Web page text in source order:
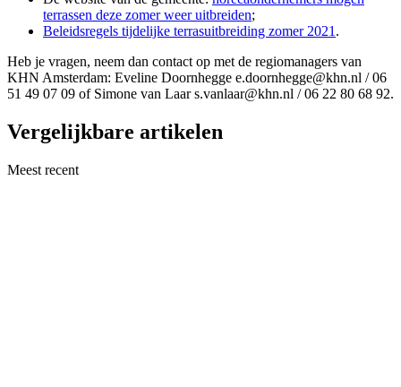
terrassen deze zomer weer uitbreiden;
Beleidsregels tijdelijke terrasuitbreiding zomer 2021.
Heb je vragen, neem dan contact op met de regiomanagers van
KHN Amsterdam: Eveline Doornhegge e.doornhegge@khn.nl / 06
51 49 07 09 of Simone van Laar s.vanlaar@khn.nl / 06 22 80 68 92.
Vergelijkbare artikelen
Meest recent